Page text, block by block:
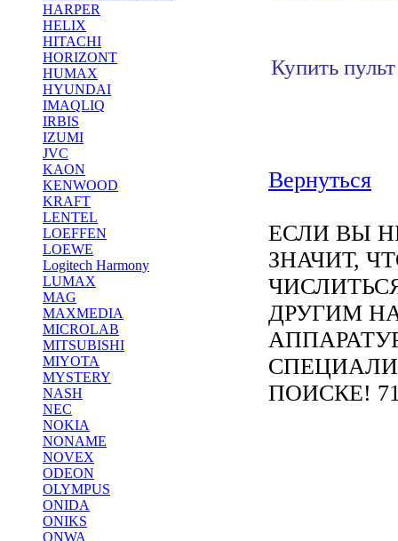
HARPER
HELIX
HITACHI
HORIZONT
HUMAX
HYUNDAI
IMAQLIQ
IRBIS
IZUMI
JVC
KAON
KENWOOD
KRAFT
LENTEL
LOEFFEN
LOEWE
Logitech Harmony
LUMAX
MAG
MAXMEDIA
MICROLAB
MITSUBISHI
MIYOTA
MYSTERY
NASH
NEC
NOKIA
NONAME
NOVEX
ODEON
OLYMPUS
ONIDA
ONIKS
ONWA
Купить
Вернуться
ЕСЛИ ВЫ
ЗНАЧИТ,
ДРУГИМ
ПОИСКЕ!